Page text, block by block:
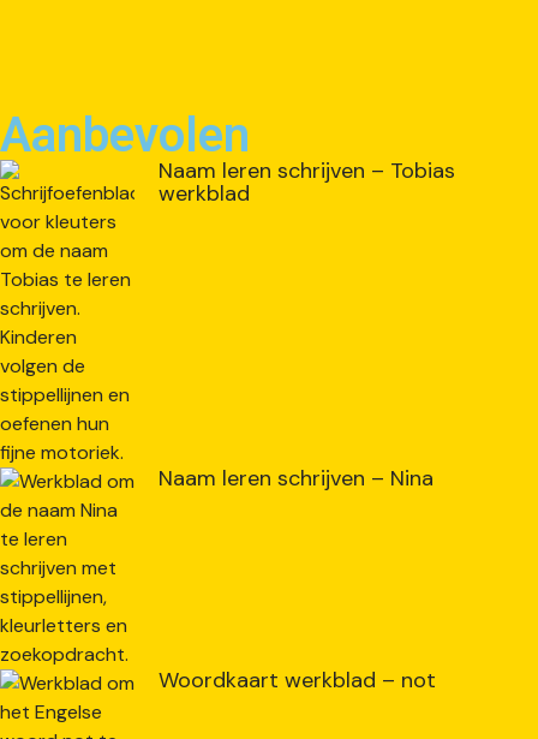
Aanbevolen
Naam leren schrijven – Tobias
werkblad
Naam leren schrijven – Nina
Woordkaart werkblad – not